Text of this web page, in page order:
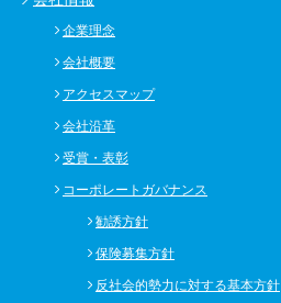
企業理念
会社概要
アクセスマップ
会社沿革
受賞・表彰
コーポレートガバナンス
勧誘方針
保険募集方針
反社会的勢力に対する基本方針